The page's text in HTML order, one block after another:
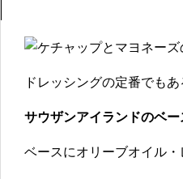
ドレッシングの定番でも
サウザンアイランドのベ
ベースにオリーブオイル